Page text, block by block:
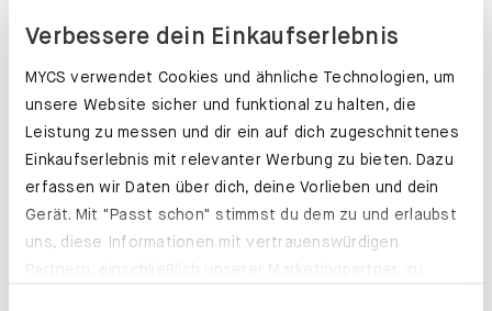
Verbessere dein Einkaufserlebnis
MYCS verwendet Cookies und ähnliche Technologien, um
unsere Website sicher und funktional zu halten, die
Leistung zu messen und dir ein auf dich zugeschnittenes
Einkaufserlebnis mit relevanter Werbung zu bieten. Dazu
erfassen wir Daten über dich, deine Vorlieben und dein
Gerät. Mit "Passt schon" stimmst du dem zu und erlaubst
uns, diese Informationen mit vertrauenswürdigen